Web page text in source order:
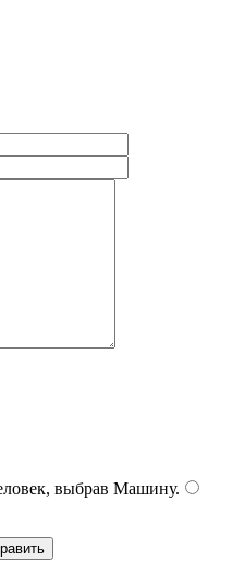
выбрав Машину.